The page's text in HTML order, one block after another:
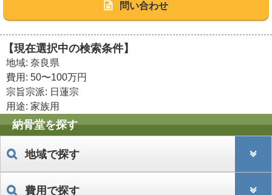
問い合わせ
【現在選択中の検索条件】
地域: 奈良県
費用: 50〜100万円
宗旨宗派: 日蓮宗
用途: 家族用
納骨堂を探す
地域で探す
費用で探す